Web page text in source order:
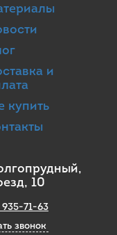
и
купить
10
935-71-63
звонок